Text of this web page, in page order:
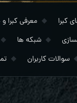
کبرا معرفی کبرا
شبکه ها
سوالات کاربران